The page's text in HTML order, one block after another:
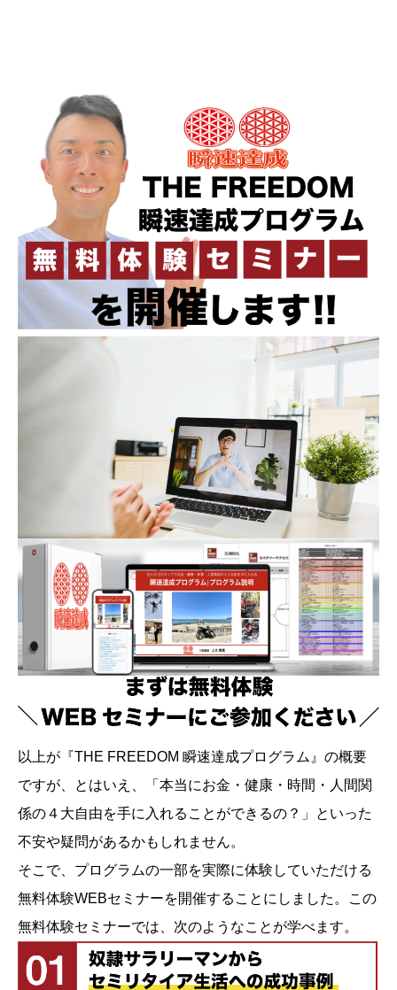
以上が『THE FREEDOM 瞬速達成プログラム』の概要
ですが、とはいえ、「本当にお金・健康・時間・人間関
係の４大自由を手に入れることができるの？」といった
不安や疑問があるかもしれません。
そこで、プログラムの一部を実際に体験していただける
無料体験WEBセミナーを開催することにしました。この
無料体験セミナーでは、次のようなことが学べます。